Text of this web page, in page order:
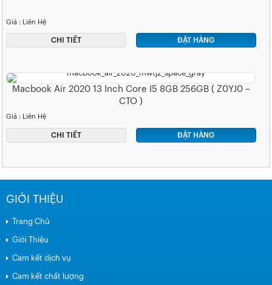
Giá : Liên Hệ
CHI TIẾT ĐẶT HÀNG
Macbook Air 2020 13 Inch Core I5 8GB 256GB ( Z0YJ0 –
CTO )
Giá : Liên Hệ
CHI TIẾT ĐẶT HÀNG
GIỚI THIỆU
Trang Chủ
Giới Thiệu
Cam kết dịch vụ
Cam kết chất lượng